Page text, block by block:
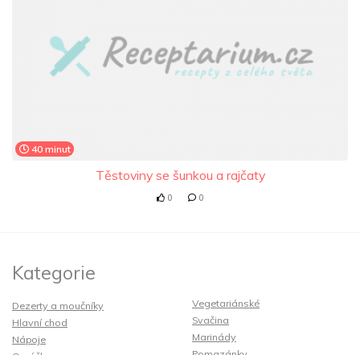
40 minut
Těstoviny se šunkou a rajčaty
0 0
Kategorie
Dezerty a moučníky
Hlavní chod
Nápoje
Vegetariánské
Svačina
Marinády